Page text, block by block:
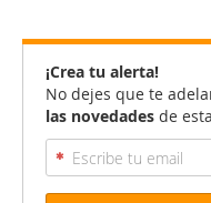
¡Crea tu alerta!
No dejes que te
las novedades de